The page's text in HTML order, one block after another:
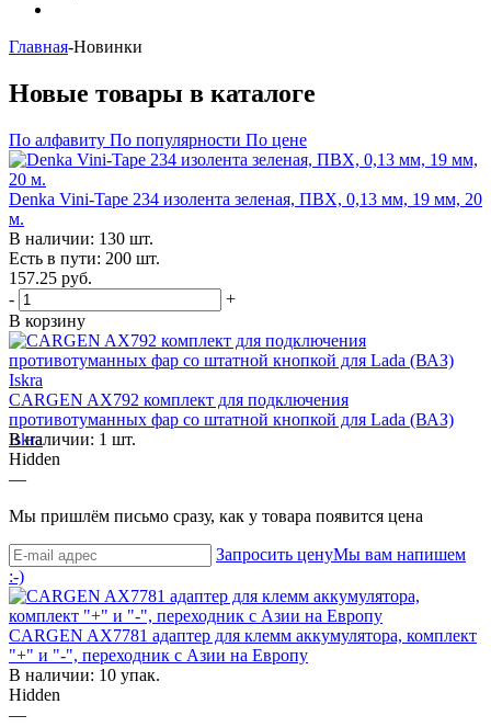
Главная-Новинки
Новые товары в каталоге
По алфавиту По популярности По цене
Denka Vini-Tape 234 изолента зеленая, ПВХ, 0,13 мм, 19 мм, 20
м.
В наличии: 130 шт.
Есть в пути: 200 шт.
157.25 руб.
-
+
В корзину
CARGEN AX792 комплект для подключения
противотуманных фар со штатной кнопкой для Lada (ВАЗ)
Iskra
В наличии: 1 шт.
Hidden
—
Мы пришлём письмо сразу, как у товара появится цена
Запросить ценуМы вам напишем
:-)
CARGEN AX7781 адаптер для клемм аккумулятора, комплект
"+" и "-", переходник с Азии на Европу
В наличии: 10 упак.
Hidden
—